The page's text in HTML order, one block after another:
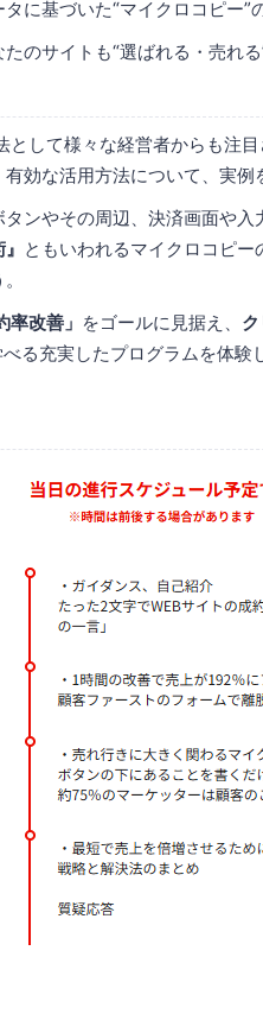
に基づいた“マイクロコピー”
たのサイトも“選ばれる・売れ
として様々な経営者からも注
効な活用方法について、実例
ンやその周辺、決済画面や入
ともいわれるマイクロコピ
率改善」 をゴールに見据え、
る充実したプログラムを体験